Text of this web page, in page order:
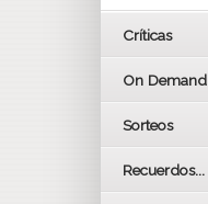
Críticas
On Demand
Sorteos
Recuerdos...